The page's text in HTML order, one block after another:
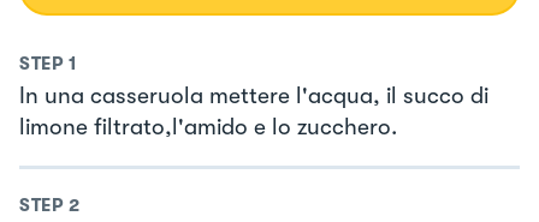
STEP 1
In una casseruola mettere l'acqua, il succo di
limone filtrato,l'amido e lo zucchero.
STEP 2